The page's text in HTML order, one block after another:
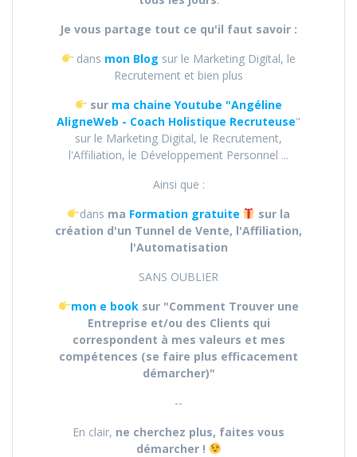
Je vous partage tout ce qu'il faut savoir :
dans mon Blog sur le Marketing Digital, le
Recrutement et bien plus
sur ma chaine Youtube "Angéline
AligneWeb - Coach Holistique Recruteuse"
sur le Marketing Digital, le Recrutement,
l'Affiliation, le Développement Personnel ...
Ainsi que :
dans ma Formation gratuite
sur la
création d'un Tunnel de Vente, l'Affiliation,
l'Automatisation
SANS OUBLIER
mon e booksur "Comment Trouver une
Entreprise et/ou des Clients qui
correspondent à mes valeurs et mes
compétences (se faire plus efficacement
démarcher)"
--
En clair, ne cherchez plus, faites vous
démarcher !